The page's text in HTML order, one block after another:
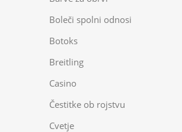
Boleči spolni odnosi
Botoks
Breitling
Casino
Čestitke ob rojstvu
Cvetje